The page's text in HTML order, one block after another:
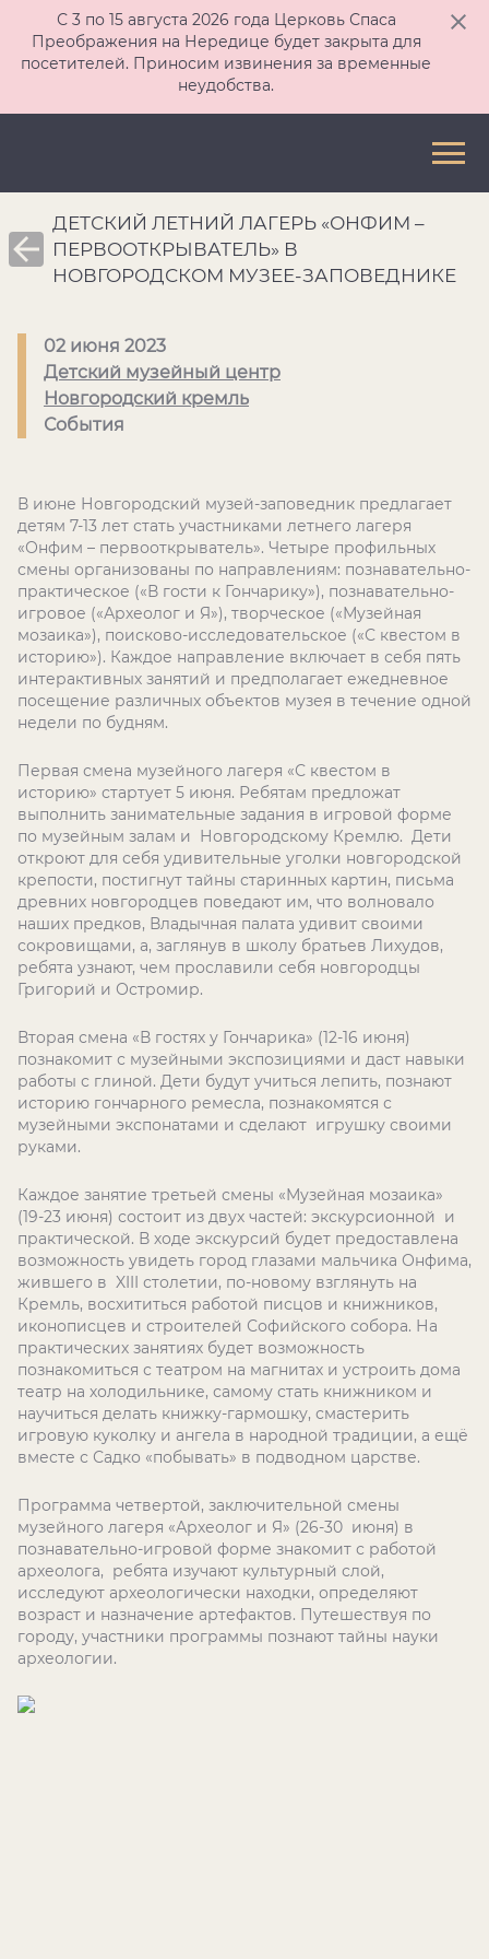
С 3 по 15 августа 2026 года Церковь Спаса
Преображения на Нередице будет закрыта для
посетителей. Приносим извинения за временные
неудобства.
ДЕТСКИЙ ЛЕТНИЙ ЛАГЕРЬ «ОНФИМ –
ПЕРВООТКРЫВАТЕЛЬ» В
НОВГОРОДСКОМ МУЗЕЕ-ЗАПОВЕДНИКЕ
02 июня 2023
Детский музейный центр
Новгородский кремль
События
В июне Новгородский музей-заповедник предлагает
детям 7-13 лет стать участниками летнего лагеря
«Онфим – первооткрыватель». Четыре профильных
смены организованы по направлениям: познавательно-
практическое («В гости к Гончарику»), познавательно-
игровое («Археолог и Я»), творческое («Музейная
мозаика»), поисково-исследовательское («С квестом в
историю»). Каждое направление включает в себя пять
интерактивных занятий и предполагает ежедневное
посещение различных объектов музея в течение одной
недели по будням.
Первая смена музейного лагеря «С квестом в
историю» стартует 5 июня. Ребятам предложат
выполнить занимательные задания в игровой форме
по музейным залам и Новгородскому Кремлю. Дети
откроют для себя удивительные уголки новгородской
крепости, постигнут тайны старинных картин, письма
древних новгородцев поведают им, что волновало
наших предков, Владычная палата удивит своими
сокровищами, а, заглянув в школу братьев Лихудов,
ребята узнают, чем прославили себя новгородцы
Григорий и Остромир.
Вторая смена «В гостях у Гончарика» (12-16 июня)
познакомит с музейными экспозициями и даст навыки
работы с глиной. Дети будут учиться лепить, познают
историю гончарного ремесла, познакомятся с
музейными экспонатами и сделают игрушку своими
руками.
Каждое занятие третьей смены «Музейная мозаика»
(19-23 июня) состоит из двух частей: экскурсионной и
практической. В ходе экскурсий будет предоставлена
возможность увидеть город глазами мальчика Онфима,
жившего в XIII столетии, по-новому взглянуть на
Кремль, восхититься работой писцов и книжников,
иконописцев и строителей Софийского собора. На
практических занятиях будет возможность
познакомиться с театром на магнитах и устроить дома
театр на холодильнике, самому стать книжником и
научиться делать книжку-гармошку, смастерить
игровую куколку и ангела в народной традиции, а ещё
вместе с Садко «побывать» в подводном царстве.
Программа четвертой, заключительной смены
музейного лагеря «Археолог и Я» (26-30 июня) в
познавательно-игровой форме знакомит с работой
археолога, ребята изучают культурный слой,
исследуют археологически находки, определяют
возраст и назначение артефактов. Путешествуя по
городу, участники программы познают тайны науки
археологии.